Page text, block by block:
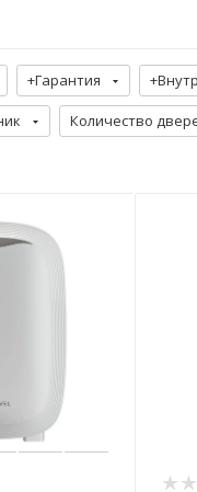
+Гарантия
Количество